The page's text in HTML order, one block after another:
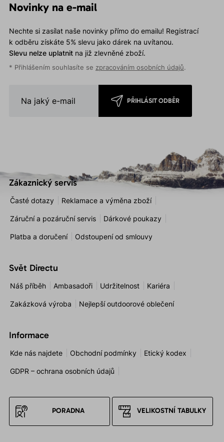
Novinky na e-mail
Nechte si zasílat naše novinky přímo do emailu! Registrací
k odběru získáte 5% slevu jako dárek na uvítanou.
Slevu nelze uplatnitna již zlevněné zboží.
* Přihlášením souhlasíte se zpracováním osobních údajů.
PŘIHLÁSIT ODBĚR
Zákaznický servis
Časté dotazy Reklamace a výměna zboží
Záruční a pozáruční servis Dárkové poukazy
Platba a doručení Odstoupení od smlouvy
Svět Directu
Náš příběh Ambasadoři Udržitelnost Kariéra
Zakázková výroba Nejlepší outdoorové oblečení
Informace
Kde nás najdete Obchodní podmínky Etický kodex
GDPR – ochrana osobních údajů
PORADNA VELIKOSTNÍ TABULKY